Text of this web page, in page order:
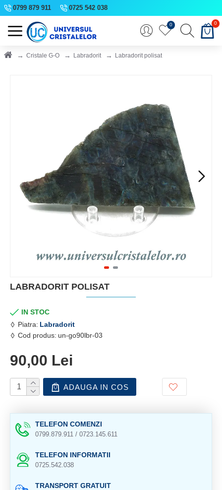
0799 879 911 0725 542 038
0 0
Cristale G-O Labradorit Labradorit polisat
LABRADORIT POLISAT
IN STOC
Piatra: Labradorit
Cod produs: un-go90lbr-03
90,00 Lei
ADAUGA IN COS
TELEFON COMENZI
0799.879.911 / 0723.145.611
TELEFON INFORMATII
0725.542.038
TRANSPORT GRATUIT